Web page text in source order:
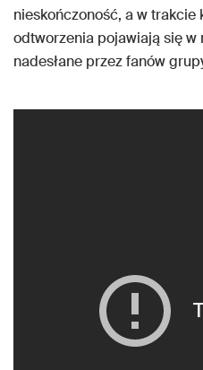
nieskończoność, a w trakcie
odtworzenia pojawiają się w
nadesłane przez fanów